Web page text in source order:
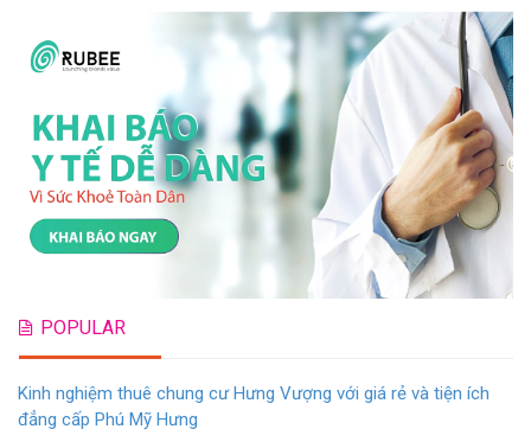
POPULAR
Kinh nghiệm thuê chung cư Hưng Vượng với giá rẻ và tiện ích
đẳng cấp Phú Mỹ Hưng